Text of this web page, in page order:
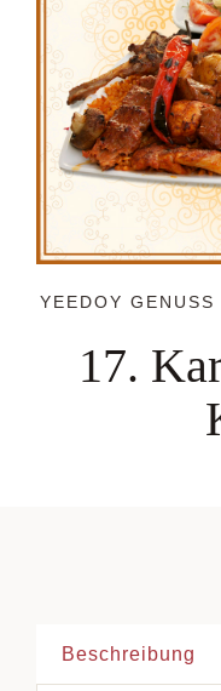
YEEDOY
17.
Beschreibung